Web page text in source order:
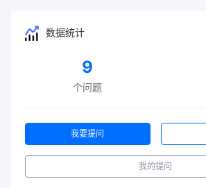
数据统计
9
个问题
我要提问
我的提问